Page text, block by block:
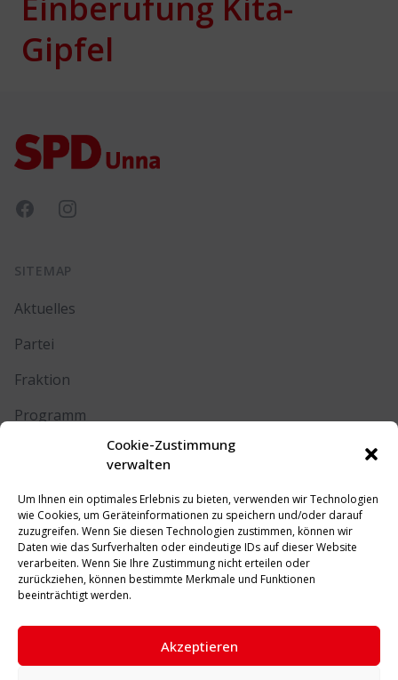
Cookie-Zustimmung
verwalten
Um Ihnen ein optimales Erlebnis zu bieten, verwenden wir Technologien
wie Cookies, um Geräteinformationen zu speichern und/oder darauf
zuzugreifen. Wenn Sie diesen Technologien zustimmen, können wir
Daten wie das Surfverhalten oder eindeutige IDs auf dieser Website
verarbeiten. Wenn Sie Ihre Zustimmung nicht erteilen oder
zurückziehen, können bestimmte Merkmale und Funktionen
beeinträchtigt werden.
Akzeptieren
Gipfel
FacebookInstagram
SITEMAP
Aktuelles
Partei
Fraktion
Programm
RECHTLICHES
Impressum
Datenschutz
Cookie-Richtlinie (EU)